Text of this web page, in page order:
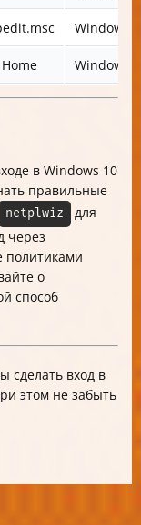
Windows
Windows
в Windows 10
правильные
netplwiz
для
через
политиками
о
способ
сделать вход в
этом не забыть